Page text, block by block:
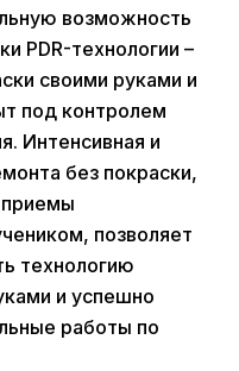
возможность
PDR-технологии –
своими руками и
под контролем
Интенсивная и
без покраски,
позволяет
технологию
и успешно
работы по